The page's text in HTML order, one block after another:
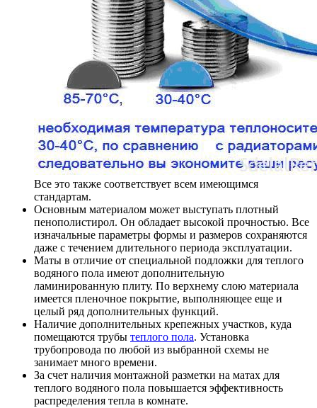
Все это также соответствует всем имеющимся
стандартам.
Основным материалом может выступать плотный
пенополистирол. Он обладает высокой прочностью. Все
изначальные параметры формы и размеров сохраняются
даже с течением длительного периода эксплуатации.
Маты в отличие от специальной подложки для теплого
водяного пола имеют дополнительную
ламинированную плиту. По верхнему слою материала
имеется пленочное покрытие, выполняющее еще и
целый ряд дополнительных функций.
Наличие дополнительных крепежных участков, куда
помещаются трубы теплого пола. Установка
трубопровода по любой из выбранной схемы не
занимает много времени.
За счет наличия монтажной разметки на матах для
теплого водяного пола повышается эффективность
распределения тепла в комнате.